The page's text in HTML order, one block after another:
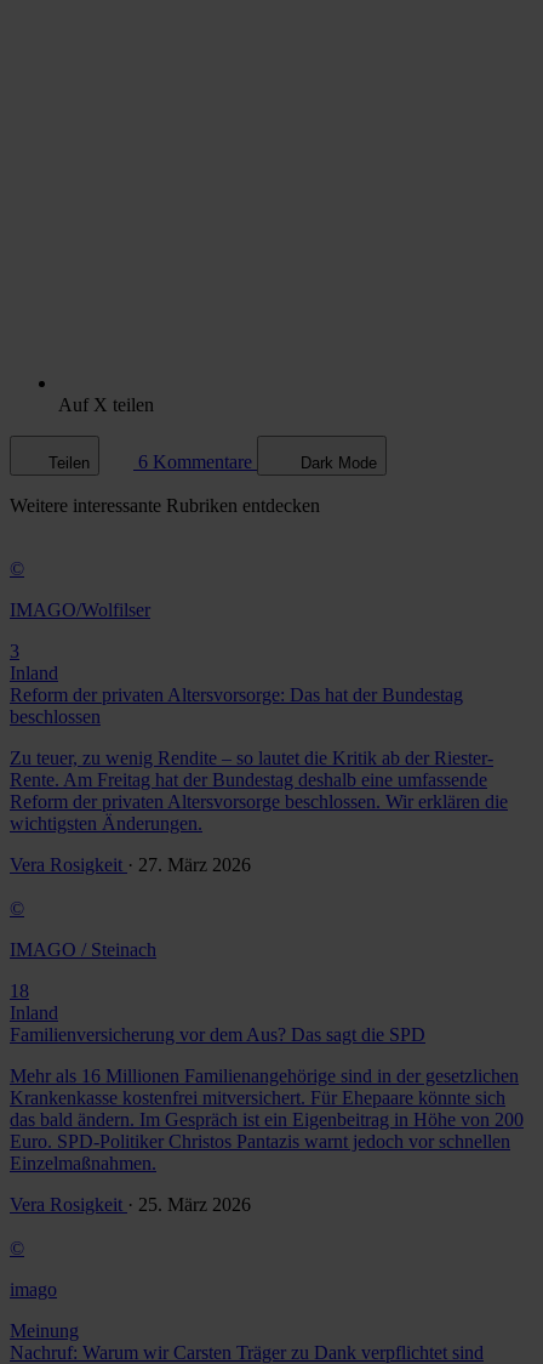
Auf X teilen
Teilen 6 Kommentare Dark Mode
Weitere interessante Rubriken entdecken
©
IMAGO/Wolfilser
3
Inland
Reform der privaten Altersvorsorge: Das hat der Bundestag
beschlossen
Zu teuer, zu wenig Rendite – so lautet die Kritik ab der Riester-
Rente. Am Freitag hat der Bundestag deshalb eine umfassende
Reform der privaten Altersvorsorge beschlossen. Wir erklären die
wichtigsten Änderungen.
Vera Rosigkeit · 27. März 2026
©
IMAGO / Steinach
18
Inland
Familienversicherung vor dem Aus? Das sagt die SPD
Mehr als 16 Millionen Familienangehörige sind in der gesetzlichen
Krankenkasse kostenfrei mitversichert. Für Ehepaare könnte sich
das bald ändern. Im Gespräch ist ein Eigenbeitrag in Höhe von 200
Euro. SPD-Politiker Christos Pantazis warnt jedoch vor schnellen
Einzelmaßnahmen.
Vera Rosigkeit · 25. März 2026
©
imago
Meinung
Nachruf: Warum wir Carsten Träger zu Dank verpflichtet sind